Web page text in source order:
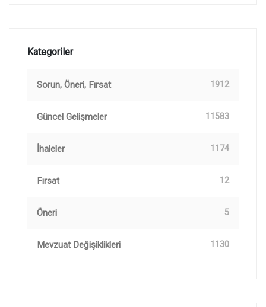
Kategoriler
Sorun, Öneri, Fırsat 1912
Güncel Gelişmeler 11583
İhaleler 1174
Fırsat 12
Öneri 5
Mevzuat Değişiklikleri 1130